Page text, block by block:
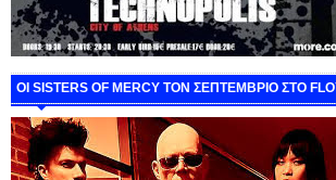
ΟΙ SISTERS OF MERCY ΤΟΝ ΣΕΠΤΕΜΒΡΙΟ ΣΤΟ